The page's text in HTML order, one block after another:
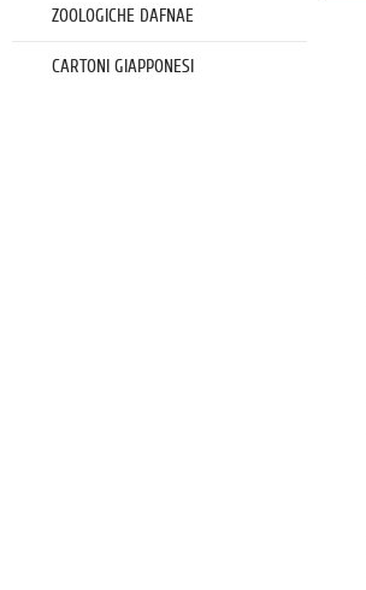
ZOOLOGICHE DAFNAE
CARTONI GIAPPONESI